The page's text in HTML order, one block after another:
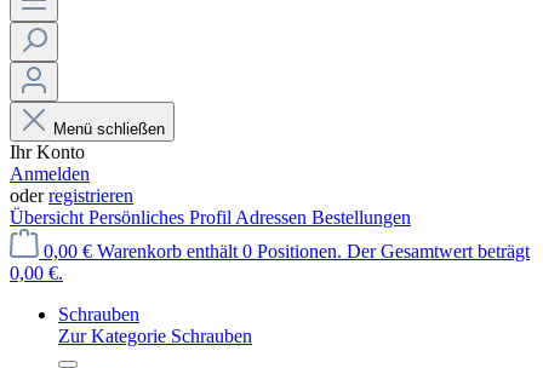
Menü schließen
Ihr Konto
Anmelden
oderregistrieren
Übersicht Persönliches Profil Adressen Bestellungen
0,00 € Warenkorb enthält 0 Positionen. Der Gesamtwert beträgt
0,00 €.
Schrauben
Zur Kategorie Schrauben